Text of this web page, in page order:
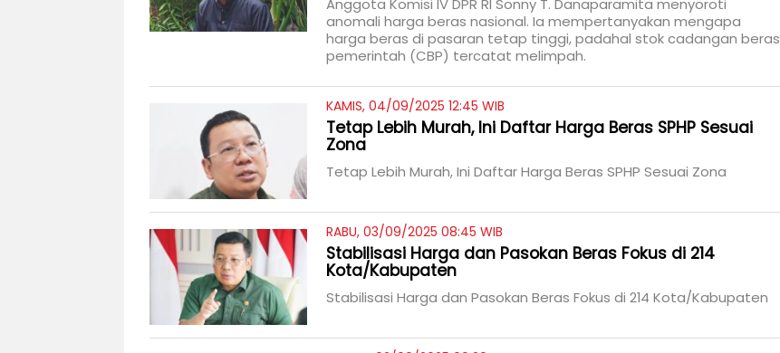
Anggota Komisi IV DPR RI Sonny T. Danaparamita menyoroti
anomali harga beras nasional. Ia mempertanyakan mengapa
harga beras di pasaran tetap tinggi, padahal stok cadangan beras
pemerintah (CBP) tercatat melimpah.
KAMIS, 04/09/2025 12:45 WIB
Tetap Lebih Murah, Ini Daftar Harga Beras SPHP Sesuai
Zona
Tetap Lebih Murah, Ini Daftar Harga Beras SPHP Sesuai Zona
RABU, 03/09/2025 08:45 WIB
Stabilisasi Harga dan Pasokan Beras Fokus di 214
Kota/Kabupaten
Stabilisasi Harga dan Pasokan Beras Fokus di 214 Kota/Kabupaten